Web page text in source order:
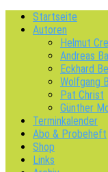
Startseite
Autoren
Helmut
Andreas
Eckhard
Wolfgang
Pat Christ
Günther
Terminkalender
Abo & Probeheft
Shop
Links